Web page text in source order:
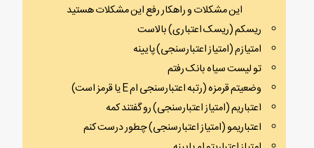
این مشکلات و راهکار رفع این مشکلات هستید
ریسکم (ریسک اعتباری) بالاست
امتیازم (امتیاز اعتبارسنجی) پایینه
تو لیست سیاه بانک رفتم
وضعیتم قرمزه (رتبه اعتبارسنجی ام E یا قرمز است)
اعتباریم (امتیاز اعتبارسنجی) رو گفتند کمه
اعتباریمو (امتیاز اعتبارسنجی) چطور درست کنم